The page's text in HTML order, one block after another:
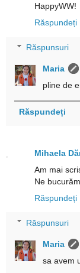
HappyWW!
Răspundeți
Răspunsuri
Maria
pline de
Răspundeți
Mihaela
Am mai
Ne
Răspundeți
Răspunsuri
Maria
sa avem